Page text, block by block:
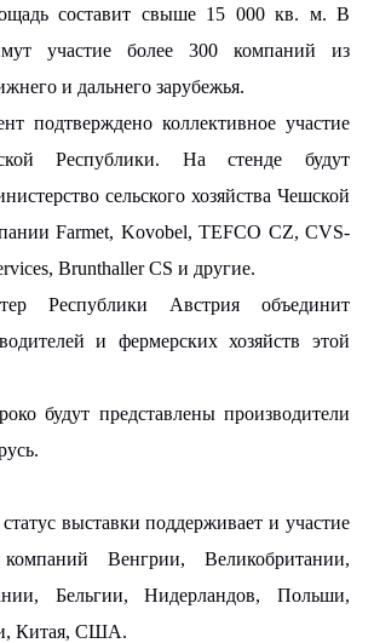
составит свыше 15 000 кв. м. В
участие более 300 компаний из
и дальнего зарубежья.
подтверждено коллективное участие
Республики. На стенде будут
сельского хозяйства Чешской
Farmet, Kovobel, TEFCO CZ, CVS-
, Brunthaller CS и другие.
Республики Австрия объединит
и фермерских хозяйств этой
будут представлены производители
выставки поддерживает и участие
компаний Венгрии, Великобритании,
Бельгии, Нидерландов, Польши,
Китая, США.